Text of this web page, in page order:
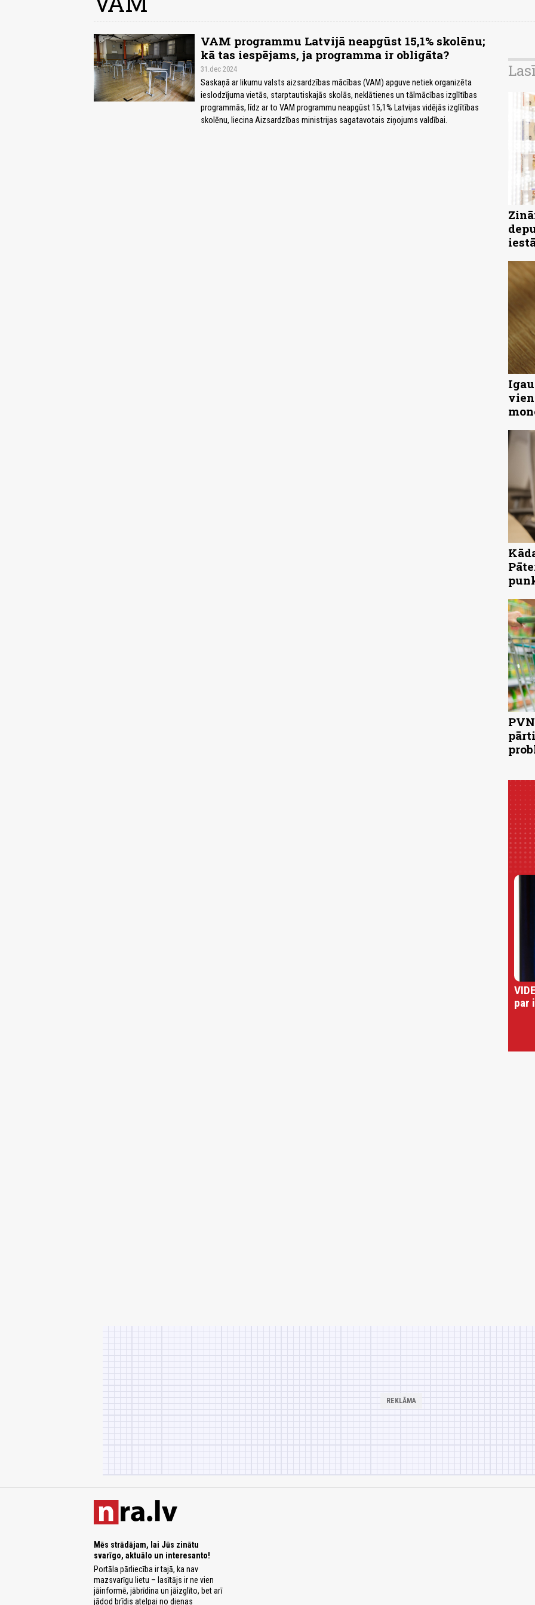
VAM programmu Latvijā neapgūst 15,1% skolēnu;
kā tas iespējams, ja programma ir obligāta?
31.dec 2024
Saskaņā ar likumu valsts aizsardzības mācības (VAM) apguve netiek organizēta
ieslodzījuma vietās, starptautiskajās skolās, neklātienes un tālmācības izglītības
programmās, līdz ar to VAM programmu neapgūst 15,1% Latvijas vidējās izglītības
skolēnu, liecina Aizsardzības ministrijas sagatavotais ziņojums valdībai.
par
Mēs strādājam, lai Jūs zinātu
svarīgo, aktuālo un interesanto!
Portāla pārliecība ir tajā, ka nav
mazsvarīgu lietu – lasītājs ir ne vien
jāinformē, jābrīdina un jāizglīto, bet arī
jādod brīdis atelpai no dienas